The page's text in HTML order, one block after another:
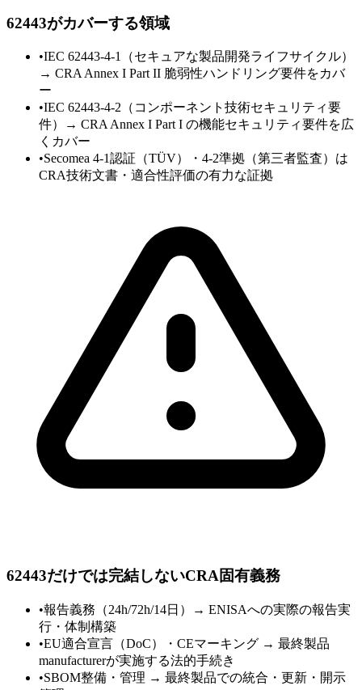
62443がカバーする領域
•IEC 62443-4-1（セキュアな製品開発ライフサイクル）
→ CRA Annex I Part II 脆弱性ハンドリング要件をカバ
ー
•IEC 62443-4-2（コンポーネント技術セキュリティ要
件）→ CRA Annex I Part I の機能セキュリティ要件を広
くカバー
•Secomea 4-1認証（TÜV）・4-2準拠（第三者監査）は
CRA技術文書・適合性評価の有力な証拠
62443だけでは完結しないCRA固有義務
•報告義務（24h/72h/14日）→ ENISAへの実際の報告実
行・体制構築
•EU適合宣言（DoC）・CEマーキング → 最終製品
manufacturerが実施する法的手続き
•SBOM整備・管理 → 最終製品での統合・更新・開示